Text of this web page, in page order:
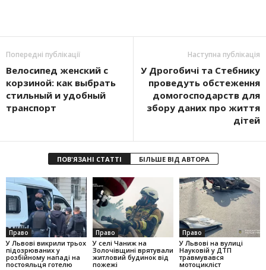
Попередні публікації
Велосипед женский с
корзиной: как выбрать
стильный и удобный
транспорт
Наступна публікація
У Дрогобичі та Стебнику
проведуть обстеження
домогосподарств для
збору даних про життя
дітей
ПОВ'ЯЗАНІ СТАТТІ БІЛЬШЕ ВІД АВТОРА
Право
У Львові викрили трьох
підозрюваних у
розбійному нападі на
постояльця готелю
Право
У селі Чаниж на
Золочівщині врятували
житловий будинок від
пожежі
Право
У Львові на вулиці
Науковій у ДТП
травмувався
мотоцикліст